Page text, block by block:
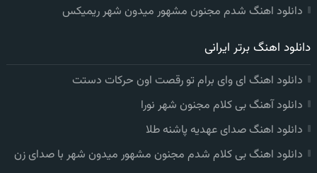
دانلود اهنگ شدم مجنون مشهور میدون شهر ریمیکس
دانلود اهنگ برتر ایرانی
دانلود اهنگ ای وای برام تو رقصت اون حرکات دستت
دانلود آهنگ بی کلام مجنون شهر نورا
دانلود اهنگ صدای عهدیه پاشنه طلا
دانلود اهنگ بی کلام شدم مجنون مشهور میدون شهر با صدای زن